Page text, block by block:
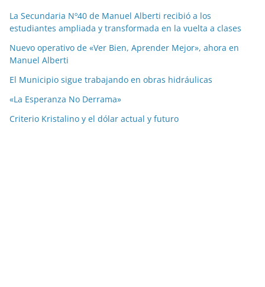
La Secundaria Nº40 de Manuel Alberti recibió a los
estudiantes ampliada y transformada en la vuelta a clases
Nuevo operativo de «Ver Bien, Aprender Mejor», ahora en
Manuel Alberti
El Municipio sigue trabajando en obras hidráulicas
«La Esperanza No Derrama»
Criterio Kristalino y el dólar actual y futuro